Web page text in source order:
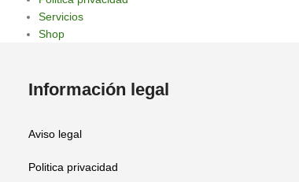
Servicios
Shop
Información legal
Aviso legal
Politica privacidad